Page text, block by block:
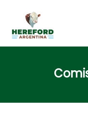
contenido